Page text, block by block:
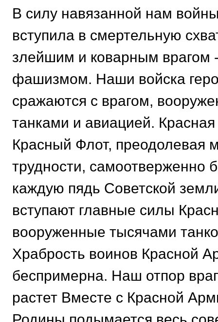
В силу навязанной нам
вступила в смертельную
злейшим и коварным врагом
фашизмом. Наши войска
сражаются с врагом,
танками и авиацией.
Красный Флот, преодолевая
трудности, самоотверженно
каждую пядь Советской
вступают главные силы
вооруженные тысячами
Храбрость воинов Красной
беспримерна. Наш отпор
растет Вместе с Красной